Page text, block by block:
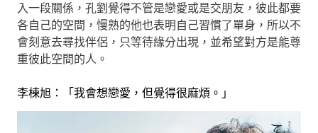
入一段關係，孔劉覺得不管是戀愛或是交朋友，彼此都要
各自己的空間，慢熟的他也表明自己習慣了單身，所以不
會刻意去尋找伴侶，只等待緣分出現，並希望對方是能尊
重彼此空間的人。
李棟旭：「我會想戀愛，但覺得很麻煩。」